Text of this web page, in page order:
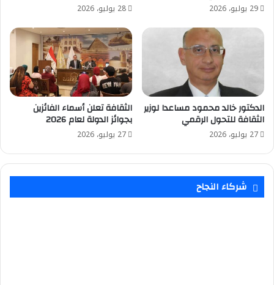
29 يوليو، 2026 28 يوليو، 2026
الدكتور خالد محمود مساعدا لوزير
الثقافة للتحول الرقمي
27 يوليو، 2026
الثقافة تعلن أسماء الفائزين
بجوائز الدولة لعام 2026
27 يوليو، 2026
شركاء النجاح